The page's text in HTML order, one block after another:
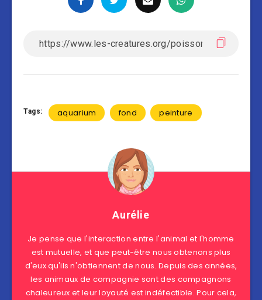
Tags: aquarium fond peinture
Aurélie
Je pense que l'interaction entre l'animal et l'homme
est mutuelle, et que peut-être nous obtenons plus
d'eux qu'ils n'obtiennent de nous. Depuis des années,
les animaux de compagnie sont des compagnons
chaleureux et leur loyauté est indéfectible. Pour cela,